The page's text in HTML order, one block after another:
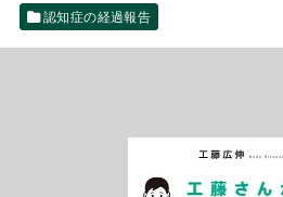
認知症の経過報告